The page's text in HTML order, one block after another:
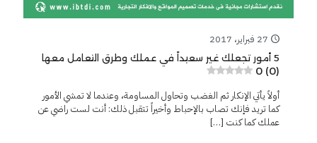
27 فبراير، 2017
5 أمور تجعلك غير سعيداً في عملك وطرق التعامل معها
0 (0)
أولاً يأتي الإنكار ثم الغضب وتحاول المساومة، وعندما لا تمشي الأمور
كما تريد فإنك تصاب بالإحباط وأخيراً تتقبل ذلك: أنت لست راضي عن
عملك كما كنت […]